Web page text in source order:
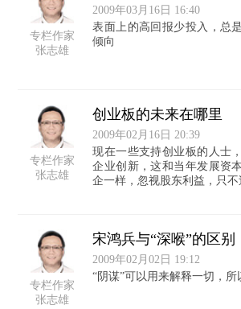
专栏作家
张志雄
2009年03月16日 16:40
表面上的高回报少投入，总
倾向
专栏作家
张志雄
创业板的未来在哪里
2009年02月16日 20:39
现在一些支持创业板的人士
企业创新，这和当年发展资
企一样，忽视股东利益，只
专栏作家
张志雄
宋鸿兵与“深喉”的区别
2009年02月02日 19:12
“阴谋”可以用来解释一切，